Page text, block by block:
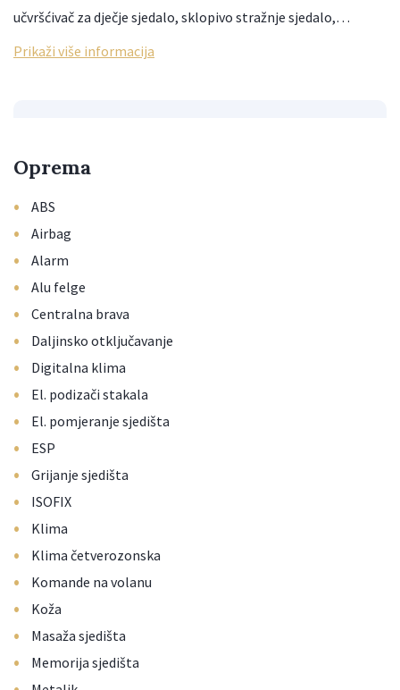
učvršćivač za dječje sjedalo, sklopivo stražnje sjedalo,…
Prikaži više informacija
Oprema
• ABS
• Airbag
• Alarm
• Alu felge
• Centralna brava
• Daljinsko otključavanje
• Digitalna klima
• El. podizači stakala
• El. pomjeranje sjedišta
• ESP
• Grijanje sjedišta
• ISOFIX
• Klima
• Klima četverozonska
• Komande na volanu
• Koža
• Masaža sjedišta
• Memorija sjedišta